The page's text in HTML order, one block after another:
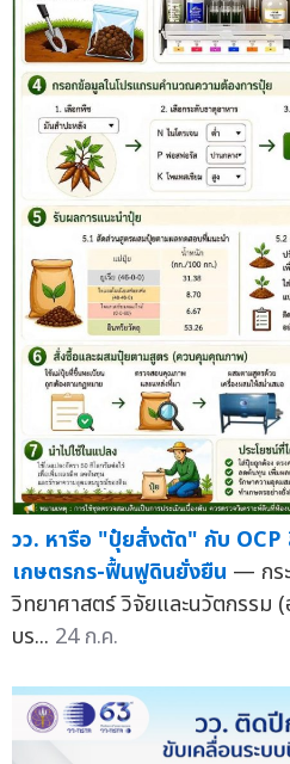
วว. หารือ "ปุ๋ยสั่งตัด" กับ
เกษตรกร-ฟื้นฟูดินยั่งยืน — กร
วิทยาศาสตร์ วิจัยและนวัตกรรม
บร... 24 ก.ค.